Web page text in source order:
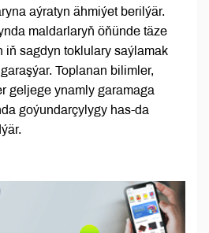
aýratyn ähmiýet berilýär.
maldarlaryň öňünde täze
iň sagdyn toklulary saýlamak
Toplanan bilimler,
geljege ynamly garamaga
goýundarçylygy has-da